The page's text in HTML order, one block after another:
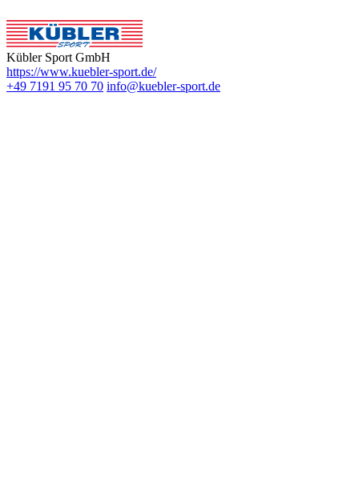
Kübler Sport GmbH
https://www.kuebler-sport.de/
+49 7191 95 70 70 info@kuebler-sport.de